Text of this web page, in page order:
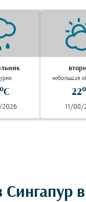
небольшая
11/08/